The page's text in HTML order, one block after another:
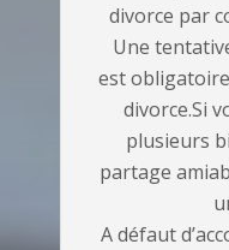
divorce par
Une
est
divorce.Si
plusieurs
partage
A défaut